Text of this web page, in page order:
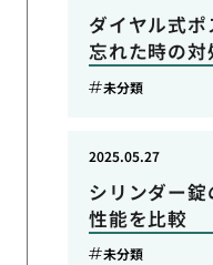
ダイヤル式
忘れた時の対
未分類
シリンダー
性能を比較
2025.05.27
未分類